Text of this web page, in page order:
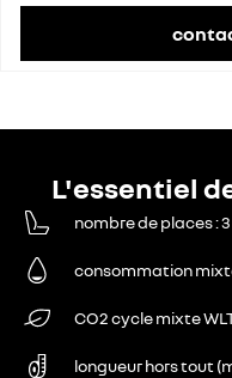
L'essentiel
nombre de places 3
consommation
CO2 cycle mixte
longueur hors tout